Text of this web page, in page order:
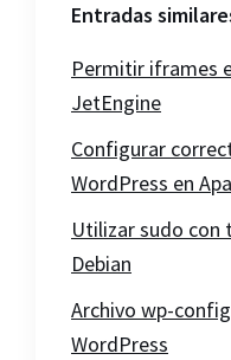
Entradas
Permitir iframes
JetEngine
Configurar
WordPress en
Utilizar sudo con
Debian
Archivo wp-
WordPress